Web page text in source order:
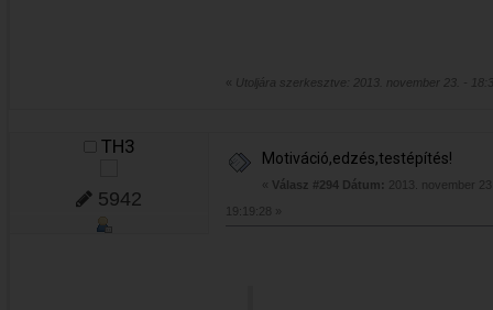
« Utoljára szerkesztve: 2013. november 23. -
TH3
5942
Motiváció,edzés,testépítés!
« Válasz #294 Dátum:
2013. november
19:19:28 »